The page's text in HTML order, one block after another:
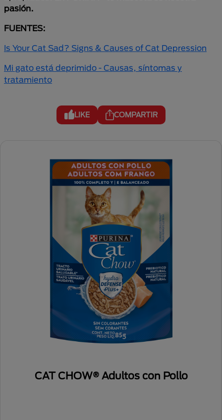
pasión.
FUENTES:
Is Your Cat Sad? Signs & Causes of Cat Depression
Mi gato está deprimido - Causas, síntomas y
tratamiento
LIKE COMPARTIR
CAT CHOW® Adultos